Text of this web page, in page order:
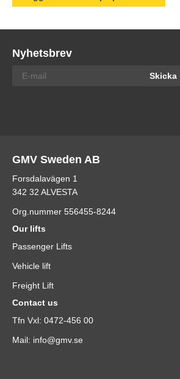
Nyhetsbrev
Skicka
GMV Sweden AB
Forsdalavägen 1
342 32 ALVESTA
Org.nummer 556455-8244
Our lifts
Passenger Lifts
Vehicle lift
Freight Lift
Contact us
Tfn Vxl: 0472-456 00
Mail: info@gmv.se